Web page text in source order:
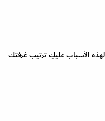
لهذه الأسباب عليكِ ترتيب غرفتك